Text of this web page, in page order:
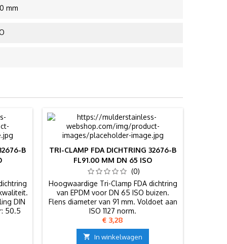
mm
B
DIN
50.5
TRI-CLAMP FDA DICHTRING 32676-B
FL91.00 MM DN 65 ISO
(0)
Hoogwaardige Tri-Clamp FDA dichtring
van EPDM voor DN 65 ISO buizen.
Flens diameter van 91 mm. Voldoet aan
ISO 1127 norm.
Prijs
€ 3,28
 In winkelwagen